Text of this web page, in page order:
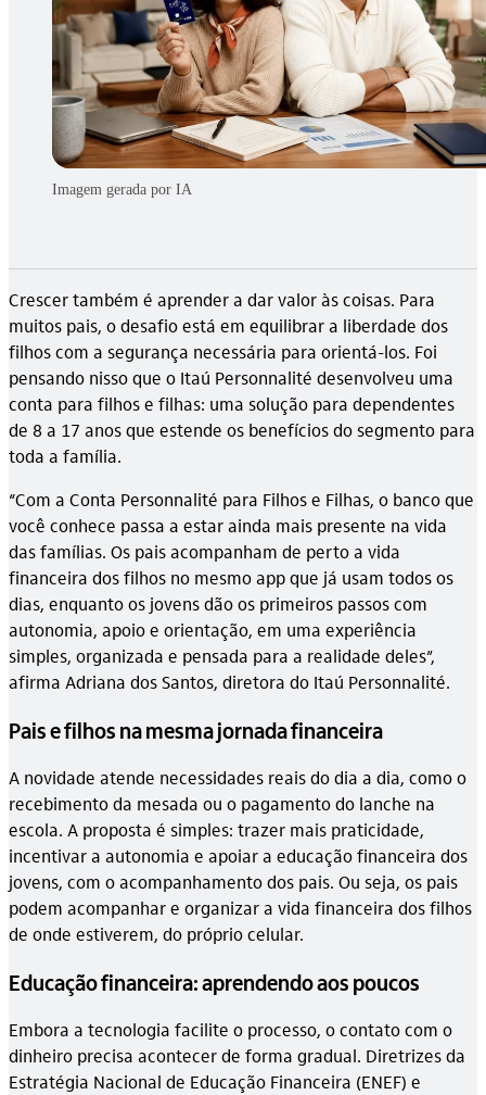
Imagem gerada por IA
Crescer também é aprender a dar valor às coisas. Para
muitos pais, o desafio está em equilibrar a liberdade dos
filhos com a segurança necessária para orientá-los. Foi
pensando nisso que o Itaú Personnalité desenvolveu uma
conta para filhos e filhas: uma solução para dependentes
de 8 a 17 anos que estende os benefícios do segmento para
toda a família.
“Com a Conta Personnalité para Filhos e Filhas, o banco que
você conhece passa a estar ainda mais presente na vida
das famílias. Os pais acompanham de perto a vida
financeira dos filhos no mesmo app que já usam todos os
dias, enquanto os jovens dão os primeiros passos com
autonomia, apoio e orientação, em uma experiência
simples, organizada e pensada para a realidade deles”,
afirma Adriana dos Santos, diretora do Itaú Personnalité.
Pais e filhos na mesma jornada financeira
A novidade atende necessidades reais do dia a dia, como o
recebimento da mesada ou o pagamento do lanche na
escola. A proposta é simples: trazer mais praticidade,
incentivar a autonomia e apoiar a educação financeira dos
jovens, com o acompanhamento dos pais. Ou seja, os pais
podem acompanhar e organizar a vida financeira dos filhos
de onde estiverem, do próprio celular.
Educação financeira: aprendendo aos poucos
Embora a tecnologia facilite o processo, o contato com o
dinheiro precisa acontecer de forma gradual. Diretrizes da
Estratégia Nacional de Educação Financeira (ENEF) e